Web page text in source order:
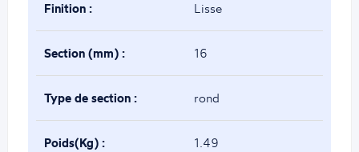
Finition : Lisse
Section (mm) : 16
Type de section : rond
Poids(Kg) : 1.49